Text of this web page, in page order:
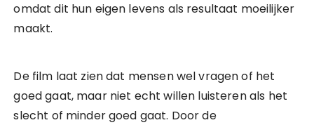
omdat dit hun eigen levens als resultaat moeilijker
maakt.
De film laat zien dat mensen wel vragen of het
goed gaat, maar niet echt willen luisteren als het
slecht of minder goed gaat. Door de